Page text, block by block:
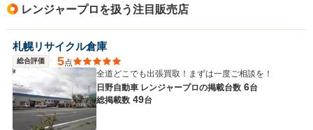
レンジャープロを扱う注目販売店
札幌リサイクル倉庫
総合評価 5点
全道どこでも出張買取！まずは一度ご相談を！
日野自動車 レンジャープロの掲載台数 6台
総掲載数 49台